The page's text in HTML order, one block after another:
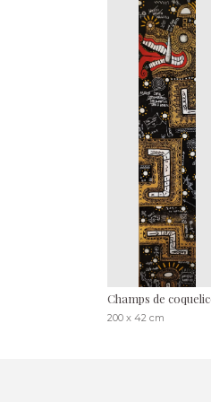
Champs de
200 x 42 cm